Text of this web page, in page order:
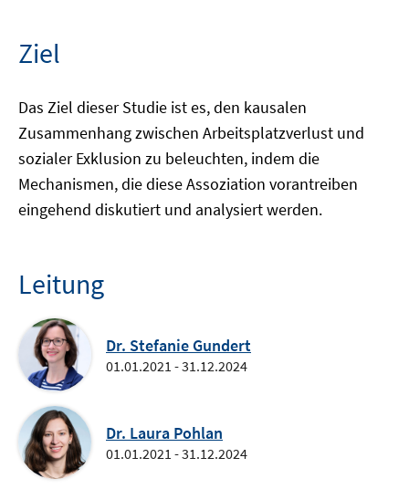
Ziel
Das Ziel dieser Studie ist es, den kausalen
Zusammenhang zwischen Arbeitsplatzverlust und
sozialer Exklusion zu beleuchten, indem die
Mechanismen, die diese Assoziation vorantreiben
eingehend diskutiert und analysiert werden.
Leitung
Dr. Stefanie Gundert
01.01.2021 - 31.12.2024
Dr. Laura Pohlan
01.01.2021 - 31.12.2024